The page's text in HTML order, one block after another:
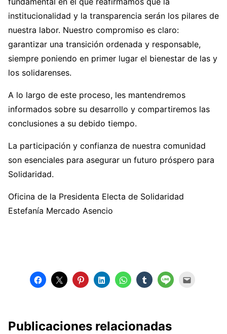
institucionalidad y la transparencia serán los pilares de
nuestra labor. Nuestro compromiso es claro:
garantizar una transición ordenada y responsable,
siempre poniendo en primer lugar el bienestar de las y
los solidarenses.
A lo largo de este proceso, les mantendremos
informados sobre su desarrollo y compartiremos las
conclusiones a su debido tiempo.
La participación y confianza de nuestra comunidad
son esenciales para asegurar un futuro próspero para
Solidaridad.
Oficina de la Presidenta Electa de Solidaridad
Estefanía Mercado Asencio
Publicaciones relacionadas